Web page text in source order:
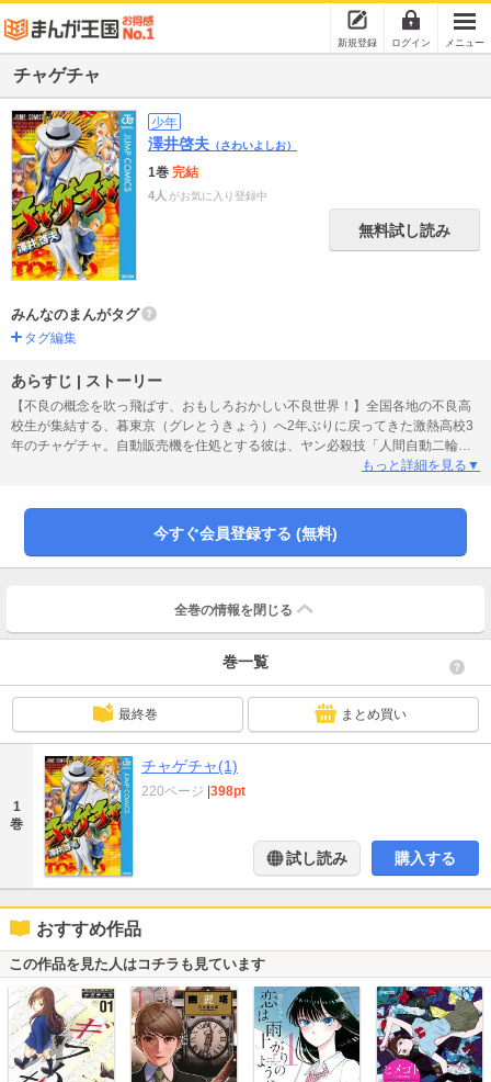
新規登録 ログイン メニュー
チャゲチャ
少年
澤井啓夫 （さわいよしお）
1巻 完結
4人 がお気に入り登録中
無料試し読み
みんなのまんがタグ
タグ編集
あらすじ | ストーリー
【不良の概念を吹っ飛ばす、おもしろおかしい不良世界！】全国各地の不良高
校生が集結する、暮東京（グレとうきょう）へ2年ぶりに戻ってきた激熱高校3
年のチャゲチャ。自動販売機を住処とする彼は、ヤン必殺技「人間自動二輪」
を引っさげ、地に落ちた激熱高校の名を再び上げようと邁進する！ よい子の
もっと詳細を見る▼
今すぐ会員登録する (無料)
全巻の情報を 閉じる
巻一覧
最終巻 まとめ買い
1
巻
チャゲチャ(1)
220ページ 398pt
試し読み 購入する
おすすめ作品
この作品を見た人はコチラも見ています